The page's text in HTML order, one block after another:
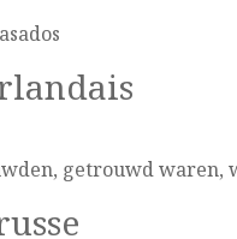
getrouwd waren,